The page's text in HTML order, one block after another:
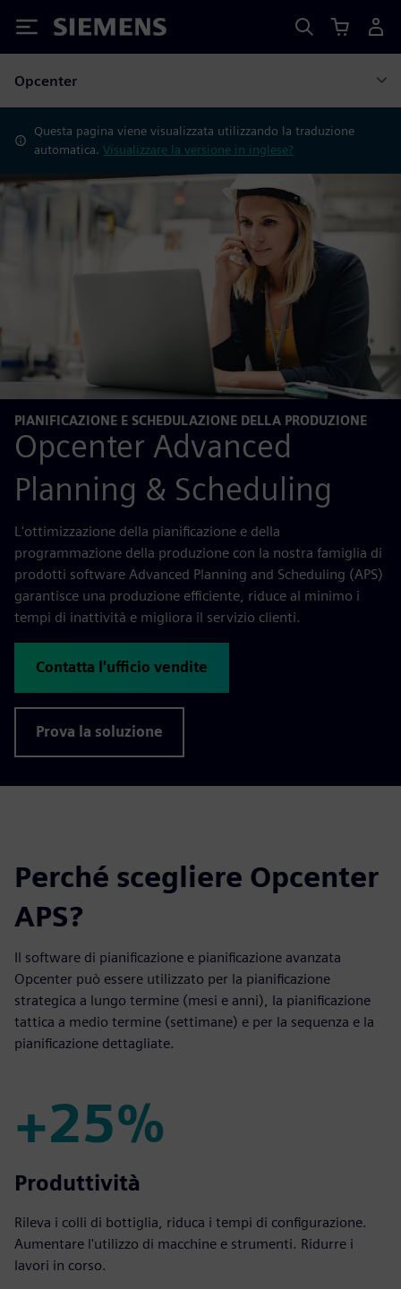
Siemens
Opcenter
Questa pagina viene visualizzata utilizzando la traduzione
automatica.Visualizzare la versione in inglese?
PIANIFICAZIONE E SCHEDULAZIONE DELLA PRODUZIONE
Opcenter Advanced
Planning & Scheduling
L'ottimizzazione della pianificazione e della
programmazione della produzione con la nostra famiglia di
prodotti software Advanced Planning and Scheduling (APS)
garantisce una produzione efficiente, riduce al minimo i
tempi di inattività e migliora il servizio clienti.
Contatta l'ufficio vendite
Prova la soluzione
Perché scegliere Opcenter
APS?
Il software di pianificazione e pianificazione avanzata
Opcenter può essere utilizzato per la pianificazione
strategica a lungo termine (mesi e anni), la pianificazione
tattica a medio termine (settimane) e per la sequenza e la
pianificazione dettagliate.
+25%
+25%
Produttività
Rileva i colli di bottiglia, riduca i tempi di configurazione.
Aumentare l'utilizzo di macchine e strumenti. Ridurre i
lavori in corso.